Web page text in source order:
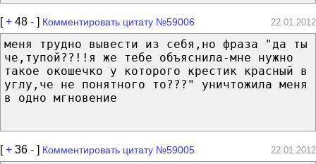
[+ 48 - ] Комментировать цитату №59006 22.01.2012
меня трудно вывести из себя,но фраза "да ты
че,тупой??!!я же тебе объяснила-мне нужно
такое окошечко у которого крестик красный в
углу,че не понятного то???" уничтожила меня
в одно мгновение
[+ 36 - ] Комментировать цитату №59005 22.01.2012